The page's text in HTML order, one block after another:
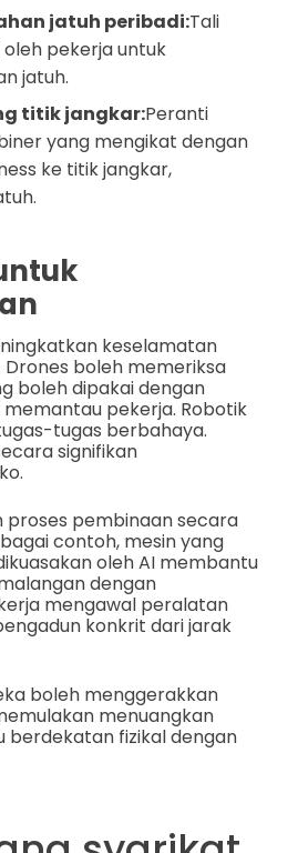
jatuh peribadi:Tali
pekerja untuk
jatuh.
titik jangkar:Peranti
yang mengikat dengan
ke titik jangkar,
keselamatan
boleh memeriksa
boleh dipakai dengan
pekerja. Robotik
tugas berbahaya.
signifikan
proses pembinaan secara
contoh, mesin yang
oleh AI membantu
dengan
mengawal peralatan
konkrit dari jarak
boleh menggerakkan
menuangkan
berdekatan fizikal dengan